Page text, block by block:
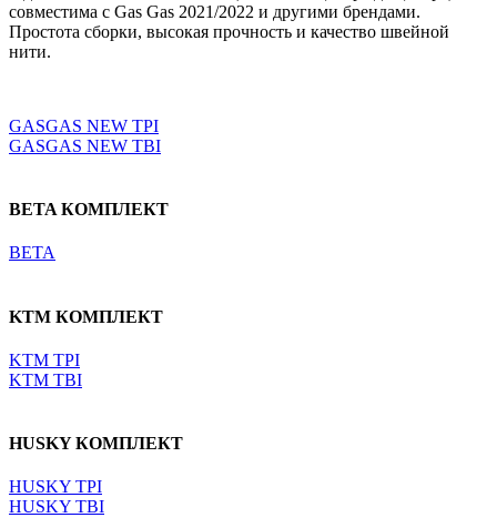
совместима с Gas Gas 2021/2022 и другими брендами.
Простота сборки, высокая прочность и качество швейной
нити.
GASGAS NEW TPI
GASGAS NEW TBI
BETA КОМПЛЕКТ
BETA
KTM КОМПЛЕКТ
KTM TPI
KTM TBI
HUSKY КОМПЛЕКТ
HUSKY TPI
HUSKY TBI